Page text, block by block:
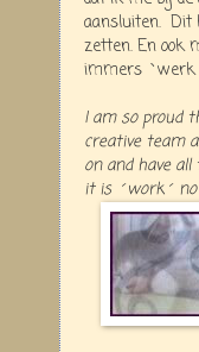
aansluiten. Dit
zetten. En ook
immers
I am so proud
creative team
on and have
it is ´work´